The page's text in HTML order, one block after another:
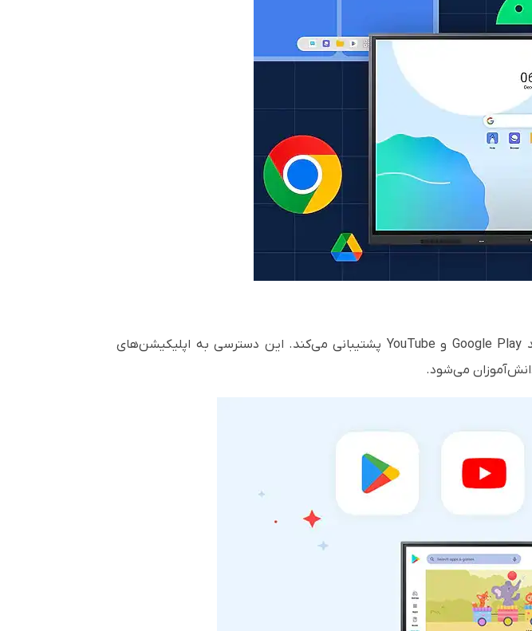
با داشتن گواهی EDLA، سری WAD از مجموعه گسترده‌ای از خدمات گوگل مانند Google Play و YouTube پشتیبانی می‌کند. این دسترسی به اپلیکیشن‌های